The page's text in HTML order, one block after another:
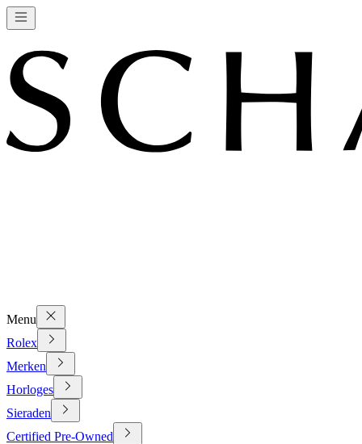
Menu
Rolex
Merken
Horloges
Sieraden
Certified Pre-Owned